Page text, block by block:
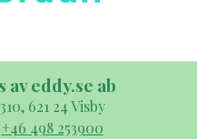
eddy.se ab
621 24 Visby
+46 498 253900